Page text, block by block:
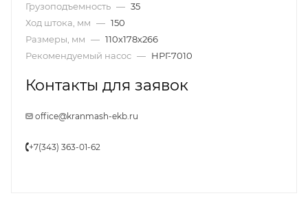
Грузоподъемность — 35
Ход штока, мм — 150
Размеры, мм — 110х178х266
Рекомендуемый насос — НРГ-7010
Контакты для заявок
office@kranmash-ekb.ru
+7(343) 363-01-62